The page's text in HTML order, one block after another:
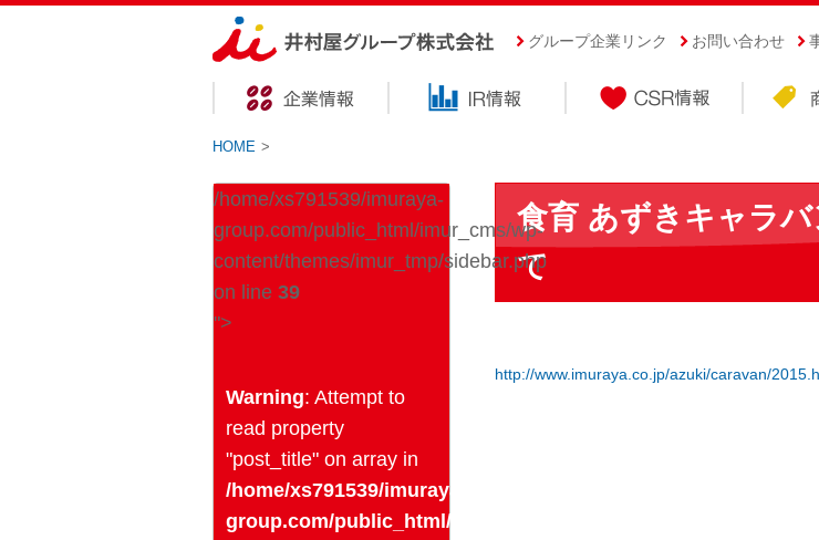
グループ企業リンク お問い合わせ
HOME >
食育 あずきキャラ
て
http://www.imuraya.co.jp/azuki/caravan/
/home/xs791539/imuraya-
group.com/public_html/imur_cms/wp-
content/themes/imur_tmp/sidebar.php
on line 39
">
Warning: Attempt to
read property
"post_title" on array in
/home/xs791539/imuraya-
group.com/public_html/imur_cms/wp-